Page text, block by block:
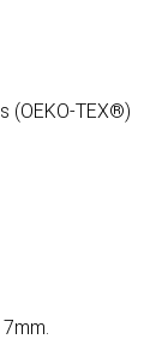
(OEKO-TEX®)